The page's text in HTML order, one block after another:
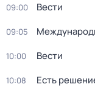
09:00 Вести
09:05
10:00 Вести
10:08 Есть